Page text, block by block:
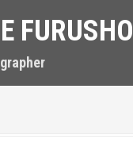
FURUSHO